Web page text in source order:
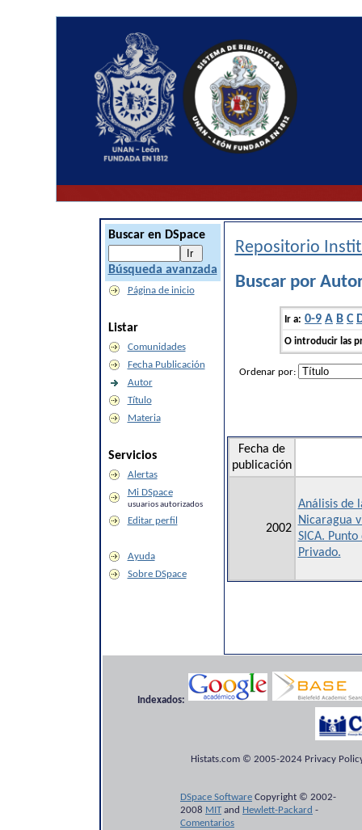
Buscar en DSpace
Búsqueda avanzada
Página de inicio
Listar
Comunidades
Fecha Publicación
Autor
Título
Materia
Servicios
Alertas
Mi DSpace
usuarios autorizados
Editar perfil
Ayuda
Sobre DSpace
Repositorio
Buscar por
Ir a: 0-9 A B C
O introducir las
Ordenar por:
Fecha de
publicación
2002
Análisis de
Nicaragua
SICA.
Privado.
Indexados:
Histats.com © 2005-2024 Privacy
DSpace Software Copyright © 2002-
2008 MITand Hewlett-Packard -
Comentarios